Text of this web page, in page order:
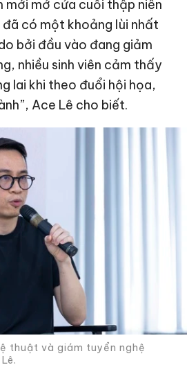
mới mở cửa cuối thập niên
có một khoảng lùi nhất
bởi đầu vào đang giảm
nhiều sinh viên cảm thấy
lai khi theo đuổi hội họa,
Ace Lê cho biết.
thuật và giám tuyển nghệ